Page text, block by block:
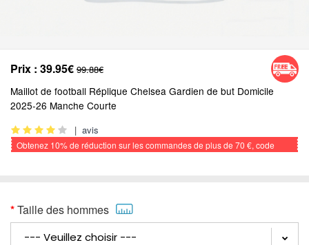
Prix : 39.95€ 99.88€
Maillot de football Réplique Chelsea Gardien de but Domicile
2025-26 Manche Courte
| avis
Obtenez 10%de réduction sur les commandes de plus de 70 €, code
Taille des hommes